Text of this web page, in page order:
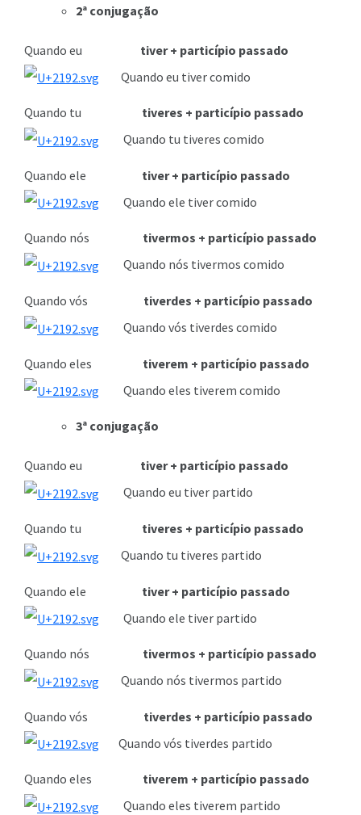
2ª conjugação
Quando eu tiver + particípio passado
Quando eu tiver comido
Quando tu tiveres + particípio passado
Quando tu tiveres comido
Quando ele tiver + particípio passado
Quando ele tiver comido
Quando nós tivermos + particípio passado
Quando nós tivermos comido
Quando vós tiverdes + particípio passado
Quando vós tiverdes comido
Quando eles tiverem + particípio passado
Quando eles tiverem comido
3ª conjugação
Quando eu tiver + particípio passado
Quando eu tiver partido
Quando tu tiveres + particípio passado
Quando tu tiveres partido
Quando ele tiver + particípio passado
Quando ele tiver partido
Quando nós tivermos + particípio passado
Quando nós tivermos partido
Quando vós tiverdes + particípio passado
Quando vós tiverdes partido
Quando eles tiverem + particípio passado
Quando eles tiverem partido